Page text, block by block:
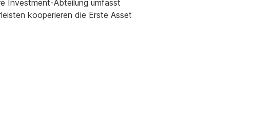
Investment-Abteilung umfasst
kooperieren die Erste Asset